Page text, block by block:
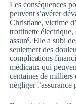
Les conséquences
peuvent s’avérer
Christiane, victime
trottinette
assuré. Elle a subi
seulement des
complications
médicaux qui
centaines de milliers
négliger l’assurance